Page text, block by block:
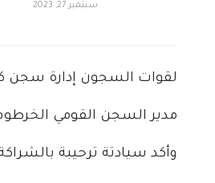
سبتمبر 27, 2023
لقوات السجون إدارة سجن
مدير السجن القومي
وأكد سيادتة ترحيبة